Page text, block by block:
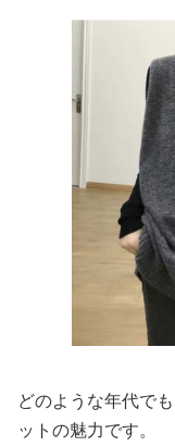
どのような年代でも
ットの魅力です。